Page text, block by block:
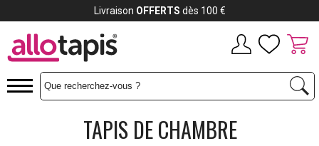
TAPIS DE CHAMBRE
Livraison OFFERTS dès 100 €